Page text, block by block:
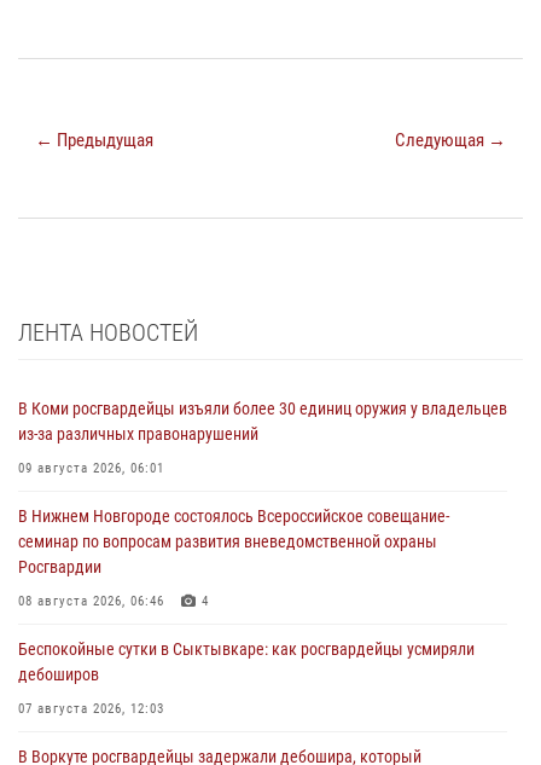
← Предыдущая Следующая →
ЛЕНТА НОВОСТЕЙ
В Коми росгвардейцы изъяли более 30 единиц оружия у владельцев
из-за различных правонарушений
09 августа 2026, 06:01
В Нижнем Новгороде состоялось Всероссийское совещание-
семинар по вопросам развития вневедомственной охраны
Росгвардии
08 августа 2026, 06:46 4
Беспокойные сутки в Сыктывкаре: как росгвардейцы усмиряли
дебоширов
07 августа 2026, 12:03
В Воркуте росгвардейцы задержали дебошира, который